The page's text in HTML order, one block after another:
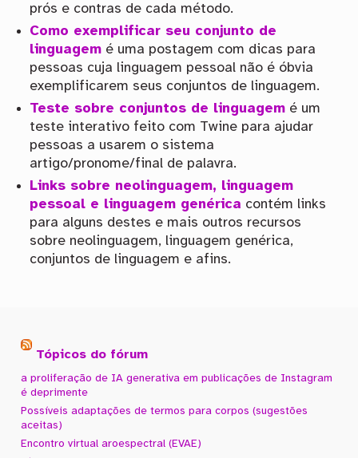
prós e contras de cada método.
Como exemplificar seu conjunto de
linguagem é uma postagem com dicas para
pessoas cuja linguagem pessoal não é óbvia
exemplificarem seus conjuntos de linguagem.
Teste sobre conjuntos de linguagem é um
teste interativo feito com Twine para ajudar
pessoas a usarem o sistema
artigo/pronome/final de palavra.
Links sobre neolinguagem, linguagem
pessoal e linguagem genérica contém links
para alguns destes e mais outros recursos
sobre neolinguagem, linguagem genérica,
conjuntos de linguagem e afins.
Tópicos do fórum
a proliferação de IA generativa em publicações de Instagram
é deprimente
Possíveis adaptações de termos para corpos (sugestões
aceitas)
Encontro virtual aroespectral (EVAE)